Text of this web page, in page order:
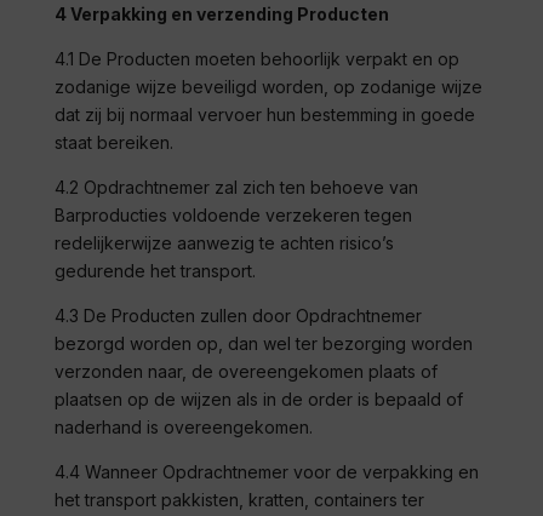
4 Verpakking en verzending Producten
4.1 De Producten moeten behoorlijk verpakt en op
zodanige wijze beveiligd worden, op zodanige wijze
dat zij bij normaal vervoer hun bestemming in goede
staat bereiken.
4.2 Opdrachtnemer zal zich ten behoeve van
Barproducties voldoende verzekeren tegen
redelijkerwijze aanwezig te achten risico’s
gedurende het transport.
4.3 De Producten zullen door Opdrachtnemer
bezorgd worden op, dan wel ter bezorging worden
verzonden naar, de overeengekomen plaats of
plaatsen op de wijzen als in de order is bepaald of
naderhand is overeengekomen.
4.4 Wanneer Opdrachtnemer voor de verpakking en
het transport pakkisten, kratten, containers ter